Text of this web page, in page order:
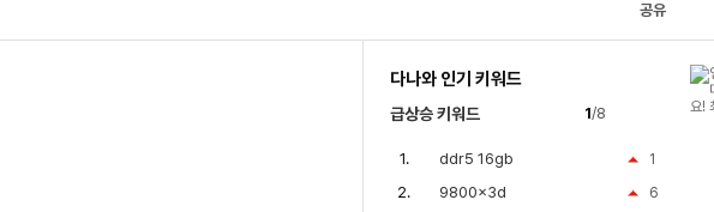
공유
다나와 인기 키워드
급상승 키워드 1/8
1
ddr5 16gb
6
9800x3d